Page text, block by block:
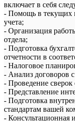
включает в себя
- Помощь в текущих
учета;
- Организация
отдела;
- Подготовка
отчетности в
- Налоговое
- Анализ договоров
- Проведение
- Представление
- Подготовка
стандартам вашей
- Консультационная